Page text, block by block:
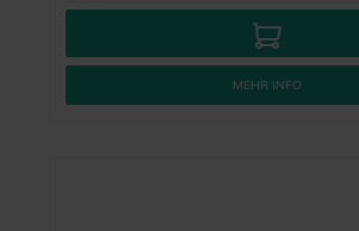
MEHR INFO